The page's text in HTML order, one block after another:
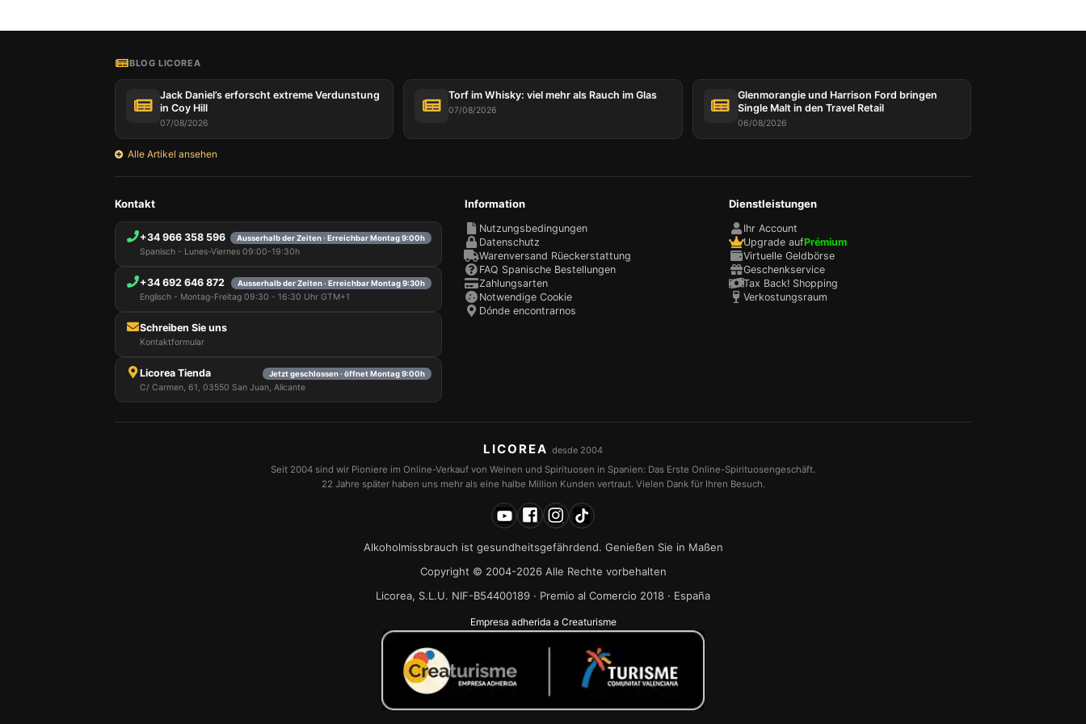
BLOG LICOREA
Jack Daniel’s erforscht extreme Verdunstung
in Coy Hill
07/08/2026
Torf im Whisky: viel mehr als Rauch im Glas
07/08/2026
Glenmorangie und Harrison Ford bringen
Single Malt in den Travel Retail
06/08/2026
Alle Artikel ansehen
Kontakt
+34 966 358 596 Ausserhalb der Zeiten · Erreichbar Montag 9:00h
Spanisch - Lunes-Viernes 09:00-19:30h
+34 692 646 872 Ausserhalb der Zeiten · Erreichbar Montag 9:30h
Englisch - Montag-Freitag 09:30 - 16:30 Uhr GTM+1
Schreiben Sie uns
Kontaktformular
Licorea Tienda Jetzt geschlossen · öffnet Montag 9:00h
C/ Carmen, 61, 03550 San Juan, Alicante
Information
Nutzungsbedingungen
Datenschutz
Warenversand Rüeckerstattung
FAQ Spanische Bestellungen
Zahlungsarten
Notwendige Cookie
Dónde encontrarnos
Dienstleistungen
Ihr Account
Upgrade aufPrémium
Virtuelle Geldbörse
Geschenkservice
Tax Back! Shopping
Verkostungsraum
LICOREA desde 2004
Seit 2004 sind wir Pioniere im Online-Verkauf von Weinen und Spirituosen in Spanien: Das Erste Online-Spirituosengeschäft.
22 Jahre später haben uns mehr als eine halbe Million Kunden vertraut. Vielen Dank für Ihren Besuch.
Alkoholmissbrauch ist gesundheitsgefährdend. Genießen Sie in Maßen
Copyright © 2004-2026 Alle Rechte vorbehalten
Licorea, S.L.U. NIF-B54400189 · Premio al Comercio 2018 · España
Empresa adherida a Creaturisme